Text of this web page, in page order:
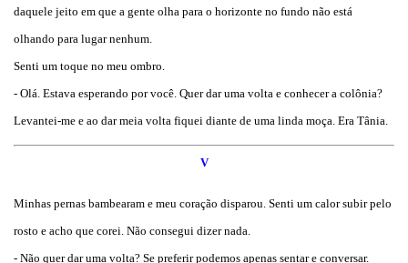
daquele jeito em que a gente olha para o horizonte no fundo não está
olhando para lugar nenhum.
Senti um toque no meu ombro.
- Olá. Estava esperando por você. Quer dar uma volta e conhecer a colônia?
Levantei-me e ao dar meia volta fiquei diante de uma linda moça. Era Tânia.
V
Minhas pernas bambearam e meu coração disparou. Senti um calor subir pelo
rosto e acho que corei. Não consegui dizer nada.
- Não quer dar uma volta? Se preferir podemos apenas sentar e conversar.